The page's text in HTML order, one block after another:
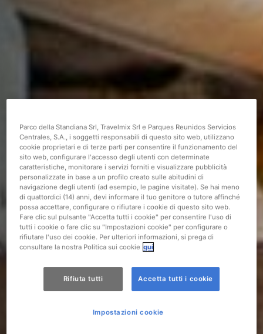
Parco della Standiana Srl, Travelmix Srl e Parques Reunidos Servicios
Centrales, S.A., i soggetti responsabili di questo sito web, utilizzano
cookie proprietari e di terze parti per consentire il funzionamento del
sito web, configurare l'accesso degli utenti con determinate
caratteristiche, monitorare i servizi forniti e visualizzare pubblicità
personalizzate in base a un profilo creato sulle abitudini di
navigazione degli utenti (ad esempio, le pagine visitate). Se hai meno
di quattordici (14) anni, devi informare il tuo genitore o tutore affinché
possa accettare, configurare o rifiutare i cookie di questo sito web.
Fare clic sul pulsante "Accetta tutti i cookie" per consentire l'uso di
tutti i cookie o fare clic su "Impostazioni cookie" per configurare o
rifiutare l'uso dei cookie. Per ulteriori informazioni, si prega di
consultare la nostra Politica sui cookie qui
Rifiuta tutti Accetta tutti i cookie
Impostazioni cookie